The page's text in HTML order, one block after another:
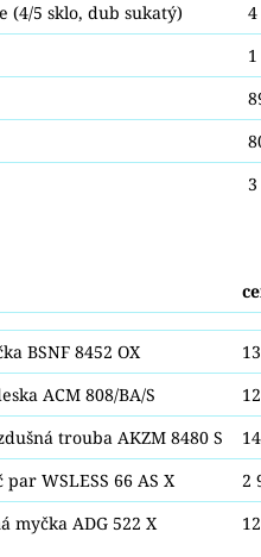
(4/5 sklo, dub sukatý)
BSNF 8452 OX
ACM 808/BA/S
trouba AKZM 8480 S
par WSLESS 66 AS X
2
myčka ADG 522 X